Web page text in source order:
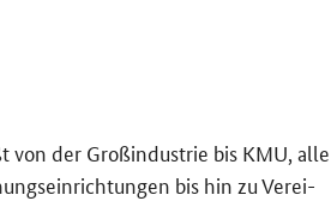
von der Groß­in­dus­trie bis KMU, alle
bis hin zu Ver­ei­